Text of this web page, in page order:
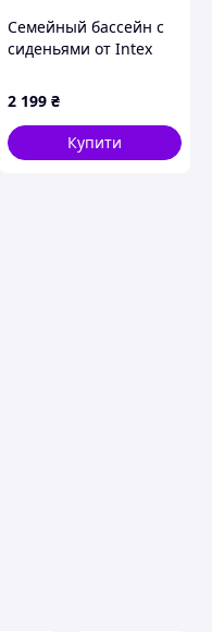
Семейный бассейн с
сиденьями от Intex
высота спинки 66 см.
882 литра
2 199 ₴
Купити